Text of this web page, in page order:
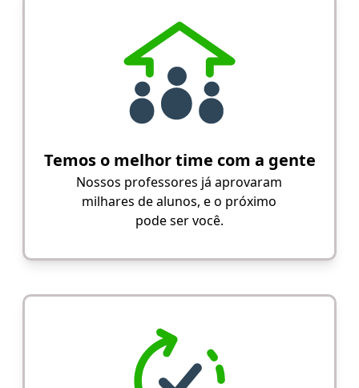
Temos o melhor time com a gente
Nossos professores já aprovaram
milhares de alunos, e o próximo
pode ser você.